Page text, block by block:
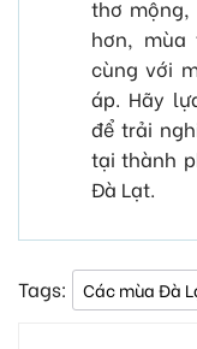
thơ
hơn,
cùng với
áp. Hãy
để trải
tại thành
Đà Lạt.
Tags: Các mùa Đà